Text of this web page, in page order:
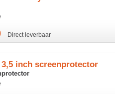
Direct leverbaar
3,5 inch screenprotector